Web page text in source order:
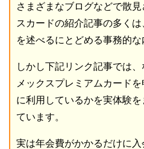
さまざまなブログなどで散
スカードの紹介記事の多く
を述べるにとどめる事務的な
しかし下記リンク記事では
メックスプレミアムカード
に利用しているかを実体験
ています。
実は年会費がかかるだけに